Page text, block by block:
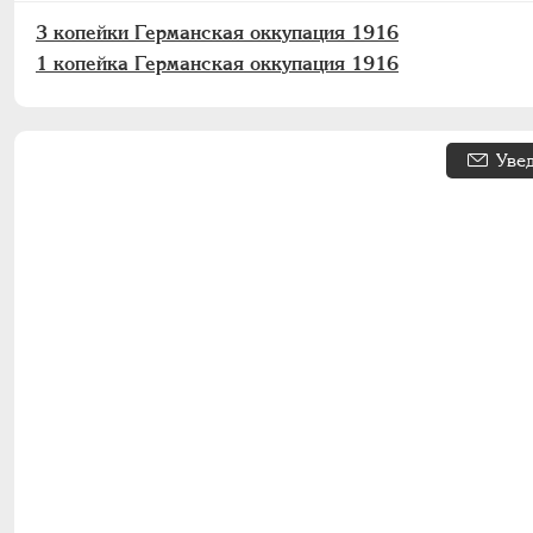
3 копейки Германская оккупация 1916
1 копейка Германская оккупация 1916